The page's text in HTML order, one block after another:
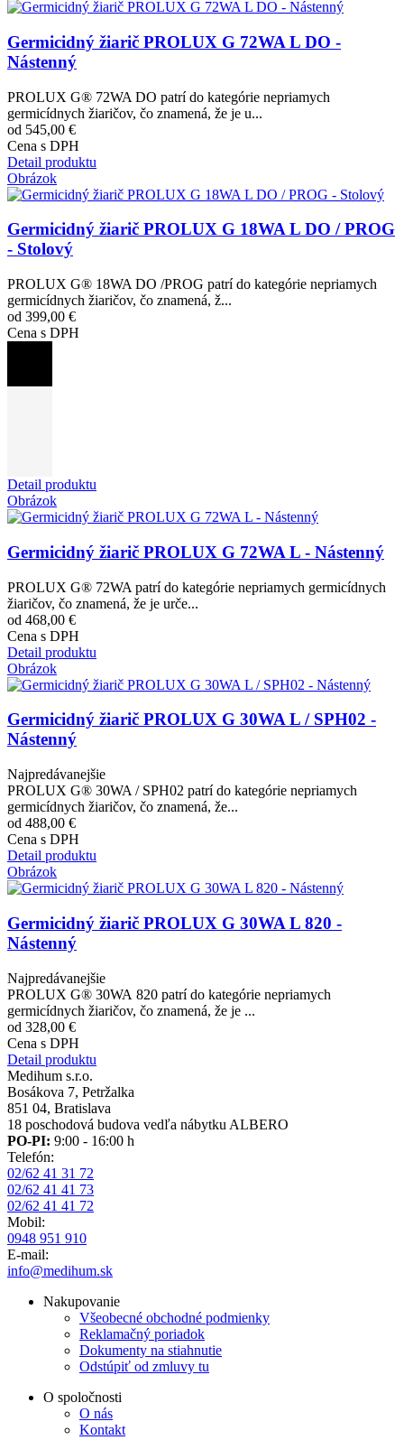
Germicidný žiarič PROLUX G 72WA L DO -
Nástenný
PROLUX G® 72WA DO patrí do kategórie nepriamych
germicídnych žiaričov, čo znamená, že je u...
od 545,00 €
Cena s DPH
Detail produktu
Obrázok
Germicidný žiarič PROLUX G 18WA L DO / PROG
- Stolový
PROLUX G® 18WA DO /PROG patrí do kategórie nepriamych
germicídnych žiaričov, čo znamená, ž...
od 399,00 €
Cena s DPH
Detail produktu
Obrázok
Germicidný žiarič PROLUX G 72WA L - Nástenný
PROLUX G® 72WA patrí do kategórie nepriamych germicídnych
žiaričov, čo znamená, že je urče...
od 468,00 €
Cena s DPH
Detail produktu
Obrázok
Germicidný žiarič PROLUX G 30WA L / SPH02 -
Nástenný
Najpredávanejšie
PROLUX G® 30WA / SPH02 patrí do kategórie nepriamych
germicídnych žiaričov, čo znamená, že...
od 488,00 €
Cena s DPH
Detail produktu
Obrázok
Germicidný žiarič PROLUX G 30WA L 820 -
Nástenný
Najpredávanejšie
PROLUX G® 30WA 820 patrí do kategórie nepriamych
germicídnych žiaričov, čo znamená, že je ...
od 328,00 €
Cena s DPH
Detail produktu
Medihum s.r.o.
Bosákova 7, Petržalka
851 04, Bratislava
18 poschodová budova vedľa nábytku ALBERO
PO-PI: 9:00 - 16:00 h
Telefón:
02/62 41 31 72
02/62 41 41 73
02/62 41 41 72
Mobil:
0948 951 910
E-mail:
info@medihum.sk
Nakupovanie
Všeobecné obchodné podmienky
Reklamačný poriadok
Dokumenty na stiahnutie
Odstúpiť od zmluvy tu
O spoločnosti
O nás
Kontakt